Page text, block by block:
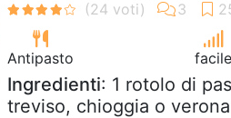
Antipasto facile
Ingredienti: 1 rotolo di
treviso, chioggia o